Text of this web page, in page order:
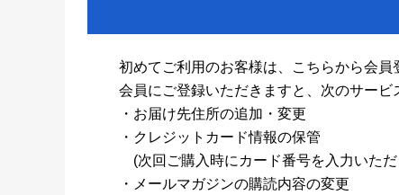
初めてご利用のお客様は、こちらから会員
会員にご登録いただきますと、次のサービ
・お届け先住所の追加・変更
・クレジットカード情報の保管
(次回ご購入時にカード番号を入力いた
・メールマガジンの購読内容の変更